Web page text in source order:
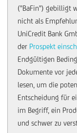
("BaFin") gebilligt
nicht als
UniCredit Bank
der Prospekt
Endgültigen
Dokumente vor
lesen, um die
Entscheidung für
im Begriff, ein
und schwer zu